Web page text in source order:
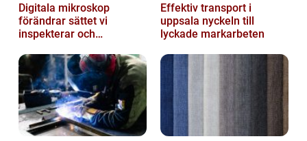
Digitala mikroskop
förändrar sättet vi
inspekterar och
Effektiv transport i
uppsala nyckeln till
lyckade markarbeten